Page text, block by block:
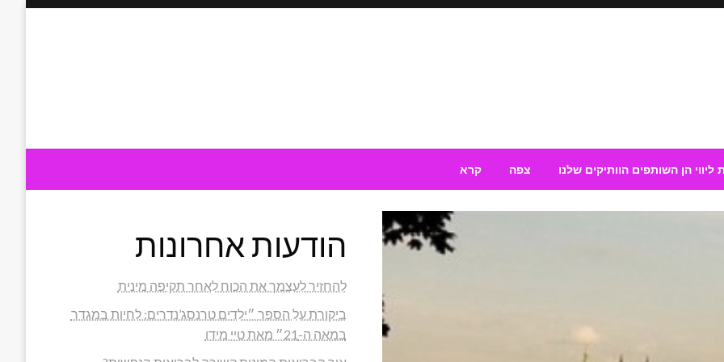
ליווי הן השותפים הוותיקים שלנו צפה קרא
הודעות אחרונות
להחזיר לעצמך את הכוח לאחר תקיפה מינית
ביקורת על הספר ״ילדים טרנסג’נדרים: לחיות במגדר
במאה ה-21״ מאת טיי מידו